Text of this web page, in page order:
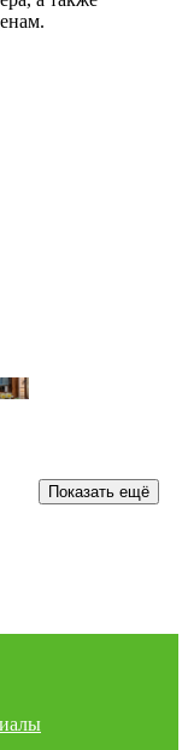
Показать ещё